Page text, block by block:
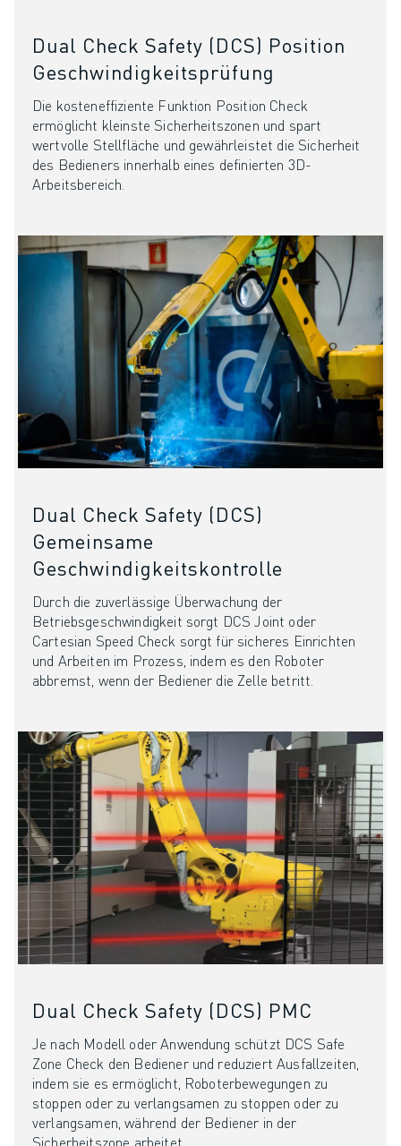
UNSERE STANDORTE
NACHHALTIGKEIT
KARRIERE
GESTALTEN SIE IHRE ZUKUNFT MIT FANUC
JETZT BEWERBEN » KARRIEREPORTAL
KONTAKT
KONTAKT
IMPRESSUM
Dual Check Safety (DCS) Position
Geschwindigkeitsprüfung
Die kosteneffiziente Funktion Position Check
ermöglicht kleinste Sicherheitszonen und spart
wertvolle Stellfläche und gewährleistet die Sicherheit
des Bedieners innerhalb eines definierten 3D-
Arbeitsbereich.
Dual Check Safety (DCS)
Gemeinsame
Geschwindigkeitskontrolle
Durch die zuverlässige Überwachung der
Betriebsgeschwindigkeit sorgt DCS Joint oder
Cartesian Speed Check sorgt für sicheres Einrichten
und Arbeiten im Prozess, indem es den Roboter
abbremst, wenn der Bediener die Zelle betritt.
Dual Check Safety (DCS) PMC
Je nach Modell oder Anwendung schützt DCS Safe
Zone Check den Bediener und reduziert Ausfallzeiten,
indem sie es ermöglicht, Roboterbewegungen zu
stoppen oder zu verlangsamen zu stoppen oder zu
verlangsamen, während der Bediener in der
Sicherheitszone arbeitet.